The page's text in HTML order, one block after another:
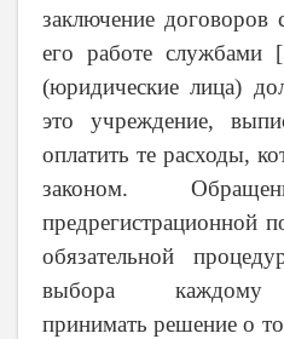
заключение договоров
его работе службами
(юридические лица)
это учреждение,
оплатить те расходы,
законом.
предрегистрационной
обязательной
выбора каждому
принимать решение о